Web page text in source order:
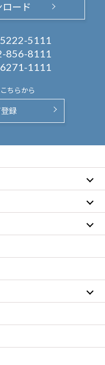
ード
5111
856-8111
1111
こちらから
録